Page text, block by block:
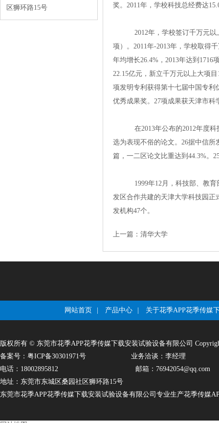
区狮环路15号
奖。2011年，学校科技总经费达
2012年，学校签订千万元以
项）。2011年-2013年，学校取
年均增长26.4%，2013年达到1716
22.15亿元，新立千万元以上大项目
项发明专利获得第十七届中国专利优
优秀成果奖。27项成果获天津市科
在2013年公布的2012年度科技论
选为表现不俗的论文。26据中
篇，一二区论文比重达到44.3%。
1999年12月，科技部、教
发区合作共建的天津大学科技园正式挂
发机构47个。
上一篇： 清华大学
网站首页 产品中心 关于花季APP花季传媒
版权所有©东莞市花季APP花季传媒下载安装试验设备有限公司
备案号：粤ICP备30301971号
业务洽谈：李经理
电话：18002895812
邮箱：76942054@qq.com
地址：东莞市东城区桑园社区狮环路15号
东莞市花季APP花季传媒下载安装试验设备有限公司专业生产花季传媒APP